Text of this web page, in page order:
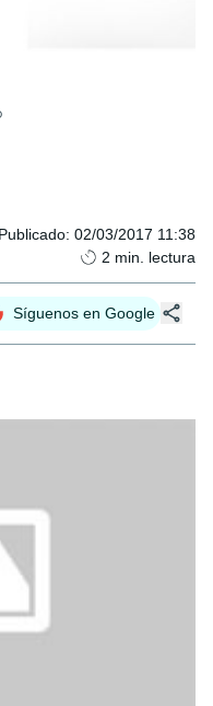
Publicado: 02/03/2017 11:38
2 min. lectura
Síguenos en Google